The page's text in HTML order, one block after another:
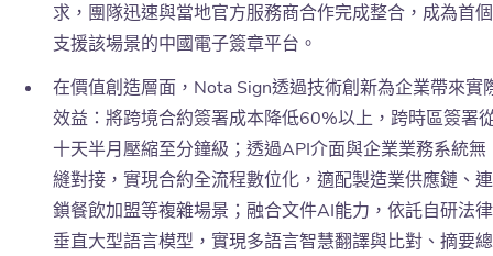
求，團隊迅速與當地官方服務商合作完成整合，成為首個
支援該場景的中國電子簽章平台。
在價值創造層面，Nota Sign透過技術創新為企業帶來實
效益：將跨境合約簽署成本降低60%以上，跨時區簽署
十天半月壓縮至分鐘級；透過API介面與企業業務系統無
縫對接，實現合約全流程數位化，適配製造業供應鏈、連
鎖餐飲加盟等複雜場景；融合文件AI能力，依託自研法律
垂直大型語言模型，實現多語言智慧翻譯與比對、摘要總